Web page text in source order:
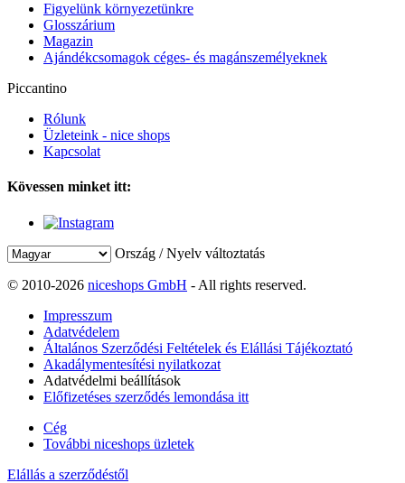
Figyelünk környezetünkre
Glosszárium
Magazin
Ajándékcsomagok céges- és magánszemélyeknek
Piccantino
Rólunk
Üzleteink - nice shops
Kapcsolat
Kövessen minket itt:
Ország / Nyelv változtatás
© 2010-2026 niceshops GmbH - All rights reserved.
Impresszum
Adatvédelem
Általános Szerződési Feltételek és Elállási Tájékoztató
Akadálymentesítési nyilatkozat
Adatvédelmi beállítások
Előfizetéses szerződés lemondása itt
Cég
További niceshops üzletek
Elállás a szerződéstől